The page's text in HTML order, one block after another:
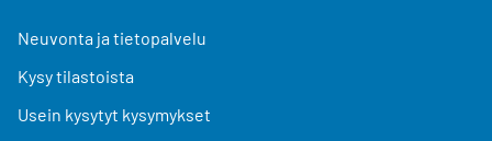
Neuvonta ja tietopalvelu
Kysy tilastoista
Usein kysytyt kysymykset